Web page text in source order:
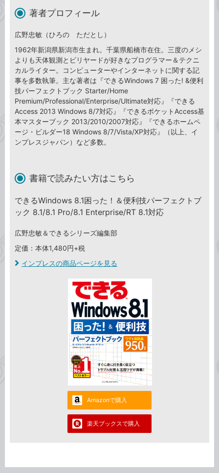
著者プロフィール
広野忠敏（ひろの ただとし）
1962年新潟県新潟市生まれ。千葉県船橋市在住。三度のメシ
よりも天体観測とビリヤードが好きなプログラマー＆テクニ
カルライター。コンピューターやインターネットに関する記
事を多数執筆。主な著者は『できるWindows 7 困った! &便利
技パーフェクトブック Starter/Home
Premium/Professional/Enterprise/Ultimate対応』『できる
Access 2013 Windows 8/7対応』『できるポケットAccess基
本マスターブック 2013/2010/2007対応』『できるホームペ
ージ・ビルダー18 Windows 8/7/Vista/XP対応』（以上、イ
ンプレスジャパン）など多数。
書籍で読みたい方はこちら
できるWindows 8.1困った！＆便利技パーフェクトブ
ック 8.1/8.1 Pro/8.1 Enterprise/RT 8.1対応
広野忠敏＆できるシリーズ編集部
定価：本体1,480円+税
インプレスの商品ページを見る
Amazonで購入
楽天ブックスで購入